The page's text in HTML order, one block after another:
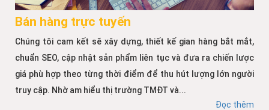
Bán hàng trực tuyến
Chúng tôi cam kết sẽ xây dựng, thiết kế gian hàng bắt mắt,
chuẩn SEO, cập nhật sản phẩm liên tục và đưa ra chiến lược
giá phù hợp theo từng thời điểm để thu hút lượng lớn người
truy cập. Nhờ am hiểu thị trường TMĐT và...
Đọc thêm